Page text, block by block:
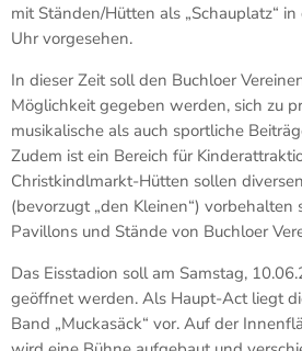
mit Ständen/Hütten als „Schauplatz“
Uhr vorgesehen.
In dieser Zeit soll den Buchloer
Möglichkeit gegeben werden, sich zu
musikalische als auch sportliche
Zudem ist ein Bereich für
Christkindlmarkt-Hütten sollen
(bevorzugt „den Kleinen“) vorbehalten
Pavillons und Stände von Buchloer
Das Eisstadion soll am Samstag,
geöffnet werden. Als Haupt-Act liegt
Band „Muckasäck“ vor. Auf der